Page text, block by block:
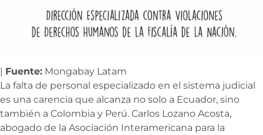
| Fuente: Mongabay Latam
La falta de personal especializado en el sistema judicial
es una carencia que alcanza no solo a Ecuador, sino
también a Colombia y Perú. Carlos Lozano Acosta,
abogado de la Asociación Interamericana para la